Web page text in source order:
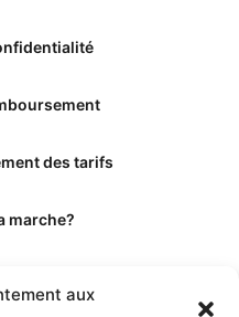
aux
des tarifs
marche?